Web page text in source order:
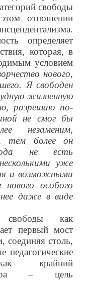
свободы
отношении
определяет
которая, в
условием
нового,
Я свободен
жизненную
разрешаю по-
не смог бы
незаменим,
тем более он
не есть
уже
и возможными
нового особого
даже в виде
свободы как
первый мост
столь,
педагогические
крайний
– цель